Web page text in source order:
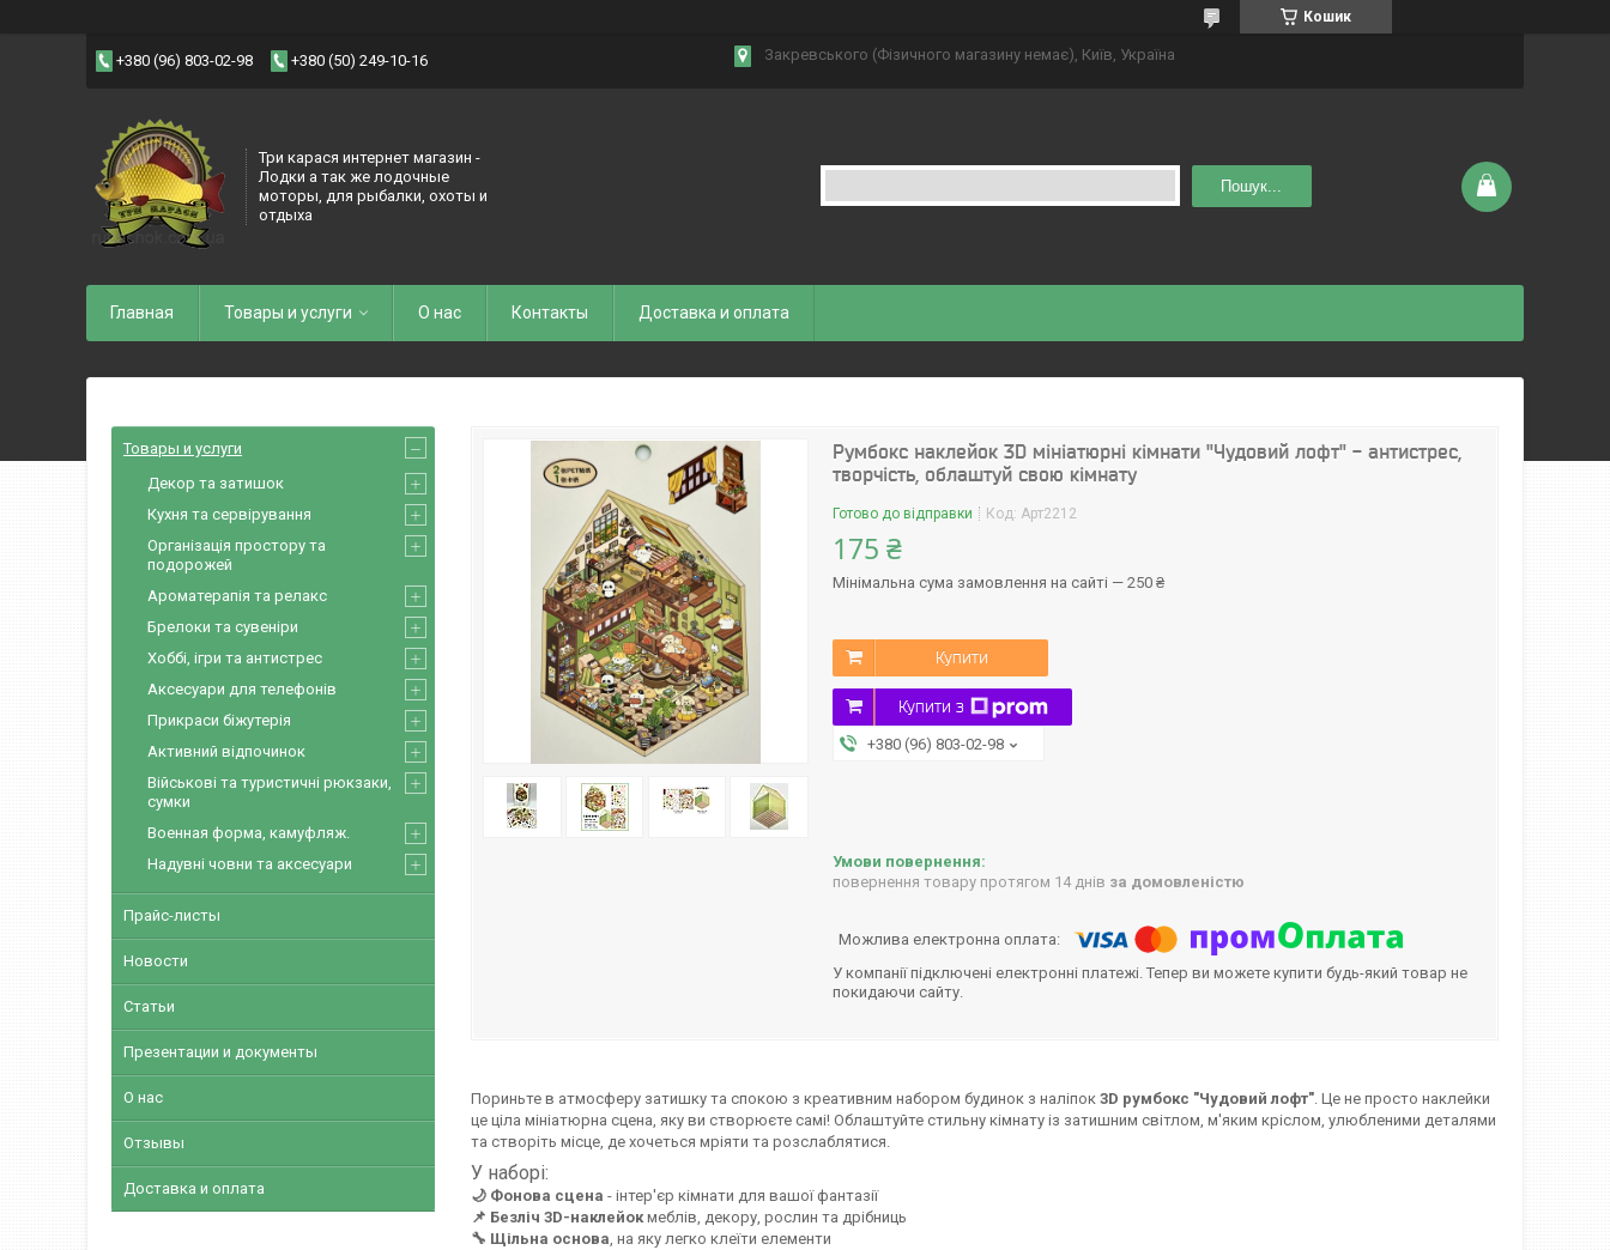
Кошик
+380 (96) 803-02-98 +380 (50) 249-10-16 Закревського (Фізичного магазину немає), Київ, Україна
Три карася интернет магазин -
Лодки а так же лодочные
моторы, для рыбалки, охоты и
отдыха
Пошук...
Главная Товары и услуги О нас Контакты Доставка и оплата
Румбокс наклейок 3D мініатюрні кімнати "Чудовий лофт" - антистрес,
творчість, облаштуй свою кімнату
Готово до відправки Код: Арт2212
175 ₴
Мінімальна сума замовлення на сайті — 250 ₴
Купити
Купити з
+380 (96) 803-02-98
повернення товару протягом 14 днів за домовленістю
У компанії підключені електронні платежі. Тепер ви можете купити будь-який товар не
покидаючи сайту.
Пориньте в атмосферу затишку та спокою з креативним набором будинок з наліпок 3D румбокс "Чудовий лофт". Це не просто наклейки
це ціла мініатюрна сцена, яку ви створюєте самі! Облаштуйте стильну кімнату із затишним світлом, м'яким кріслом, улюбленими деталями
та створіть місце, де хочеться мріяти та розслаблятися.
У наборі:
🌙 Фонова сцена - інтер'єр кімнати для вашої фантазії
📌 Безліч 3D-наклейокмеблів, декору, рослин та дрібниць
🔧 Щільна основа, на яку легко клеїти елементи
Товары и услуги
Декор та затишок
Кухня та сервірування
Організація простору та
подорожей
Ароматерапія та релакс
Брелоки та сувеніри
Хоббі, ігри та антистрес
Аксесуари для телефонів
Прикраси біжутерія
Активний відпочинок
Військові та туристичні рюкзаки,
сумки
Военная форма, камуфляж.
Надувні човни та аксесуари
Прайс-листы
Новости
Статьи
Презентации и документы
О нас
Отзывы
Доставка и оплата